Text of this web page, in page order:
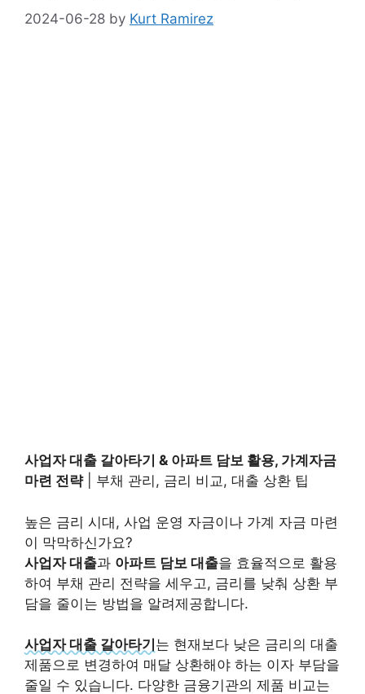
2024-06-28 by Kurt Ramirez
사업자 대출 갈아타기 & 아파트 담보 활용, 가계자금
마련 전략| 부채 관리, 금리 비교, 대출 상환 팁
높은 금리 시대, 사업 운영 자금이나 가계 자금 마련
이 막막하신가요?
사업자 대출과 아파트 담보 대출을 효율적으로 활용
하여 부채 관리 전략을 세우고, 금리를 낮춰 상환 부
담을 줄이는 방법을 알려제공합니다.
사업자 대출 갈아타기 는 현재보다 낮은 금리의 대출
제품으로 변경하여 매달 상환해야 하는 이자 부담을
줄일 수 있습니다. 다양한 금융기관의 제품 비교는